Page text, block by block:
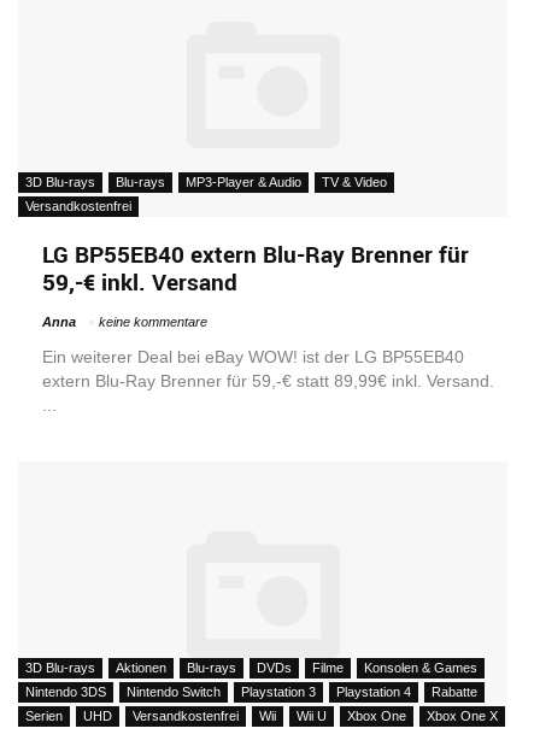
3D Blu-rays Blu-rays MP3-Player & Audio
TV & Video
Versandkostenfrei
LG BP55EB40 extern Blu-Ray Brenner für
59,-€ inkl. Versand
Anna keine kommentare
Ein weiterer Deal bei eBay WOW! ist der LG BP55EB40
extern Blu-Ray Brenner für 59,-€ statt 89,99€ inkl. Versand.
...
3D Blu-rays Aktionen Blu-rays DVDs Filme
Konsolen & Games
Nintendo 3DS
Nintendo Switch Playstation 3 Playstation 4
Rabatte
Serien
UHD Versandkostenfrei Wii Wii U Xbox One Xbox One X